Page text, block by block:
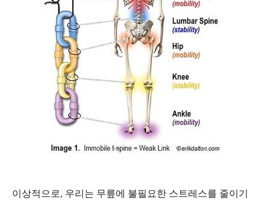
이상적으로, 우리는 무릎에 불필요한 스트레스를 줄이기